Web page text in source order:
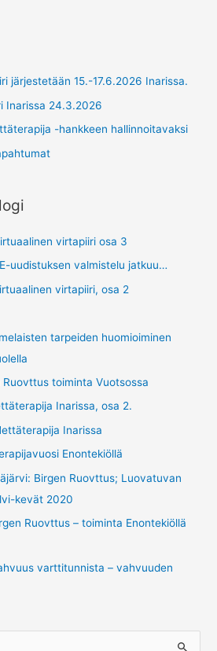
järjestetään 15.-17.6.2026 Inarissa.
Inarissa 24.3.2026
-hankkeen hallinnoitavaksi
virtapiiri osa 3
uudistuksen valmistelu jatkuu…
virtapiiri, osa 2
tarpeiden huomioiminen
toiminta Vuotsossa
Inarissa, osa 2.
Inarissa
Enontekiöllä
Birgen Ruovttus; Luovatuvan
kevät 2020
Ruovttus – toiminta Enontekiöllä
varttitunnista – vahvuuden